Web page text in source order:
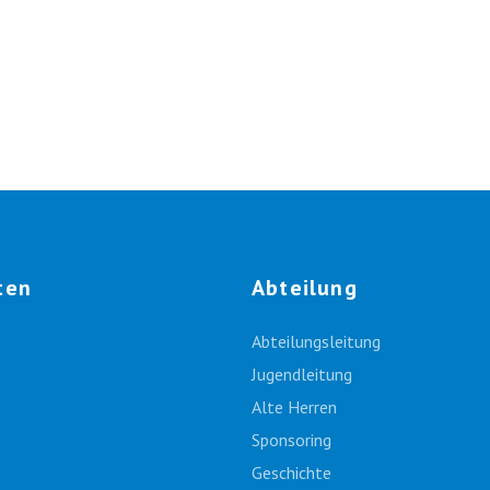
Abteilung
Abteilungsleitung
Jugendleitung
Alte Herren
Sponsoring
Geschichte